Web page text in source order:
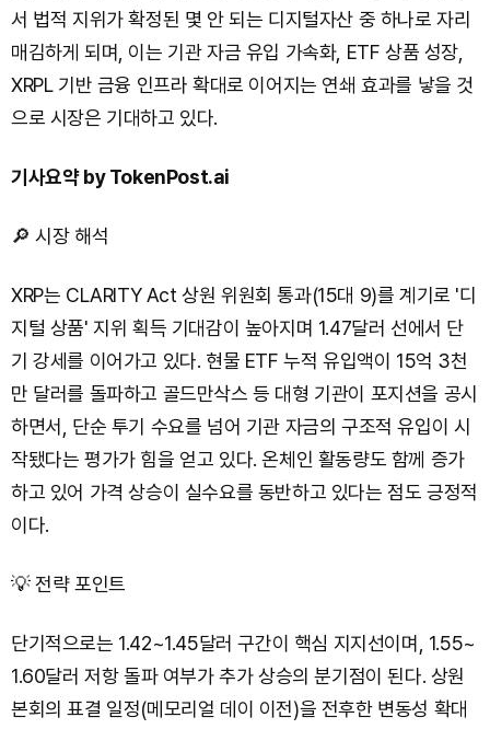
서 법적 지위가 확정된 몇 안 되는 디지털자산 중 하나로 자리
매김하게 되며, 이는 기관 자금 유입 가속화, ETF 상품 성장,
XRPL 기반 금융 인프라 확대로 이어지는 연쇄 효과를 낳을 것
으로 시장은 기대하고 있다.
기사요약 by TokenPost.ai
🔎 시장 해석
XRP는 CLARITY Act 상원 위원회 통과(15대 9)를 계기로 '디
지털 상품' 지위 획득 기대감이 높아지며 1.47달러 선에서 단
기 강세를 이어가고 있다. 현물 ETF 누적 유입액이 15억 3천
만 달러를 돌파하고 골드만삭스 등 대형 기관이 포지션을 공시
하면서, 단순 투기 수요를 넘어 기관 자금의 구조적 유입이 시
작됐다는 평가가 힘을 얻고 있다. 온체인 활동량도 함께 증가
하고 있어 가격 상승이 실수요를 동반하고 있다는 점도 긍정적
이다.
💡 전략 포인트
단기적으로는 1.42~1.45달러 구간이 핵심 지지선이며, 1.55~
1.60달러 저항 돌파 여부가 추가 상승의 분기점이 된다. 상원
본회의 표결 일정(메모리얼 데이 이전)을 전후한 변동성 확대